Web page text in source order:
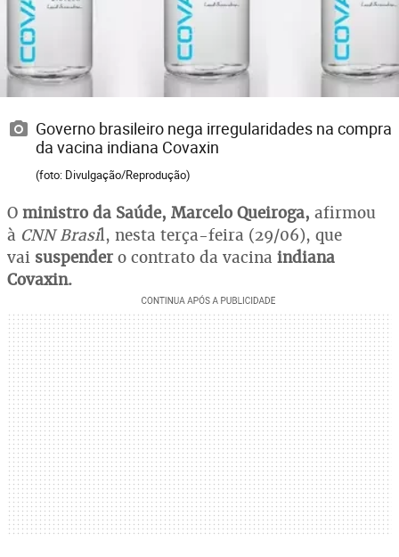
Governo brasileiro nega irregularidades na compra
da vacina indiana Covaxin
(foto: Divulgação/Reprodução)
O ministro da Saúde, Marcelo Queiroga, afirmou
à CNN Brasil, nesta terça-feira (29/06), que
vai suspender o contrato da vacina indiana
Covaxin.